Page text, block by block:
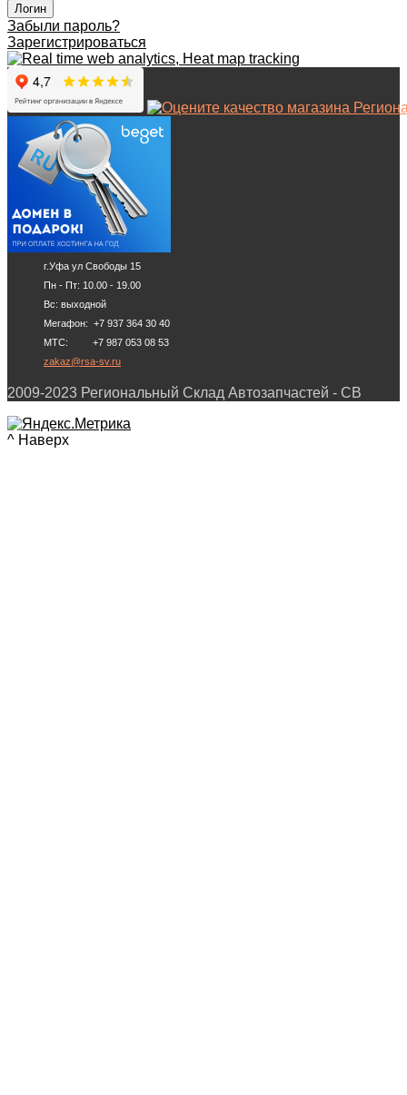
Забыли пароль?
Зарегистрироваться
г.Уфа ул Свободы 15
Пн - Пт: 10.00 - 19.00
Вс: выходной
Мегафон: +7 937 364 30 40
МТС: +7 987 053 08 53
zakaz@rsa-sv.ru
2009-2023 Региональный Склад Автозапчастей - СВ
^ Наверх